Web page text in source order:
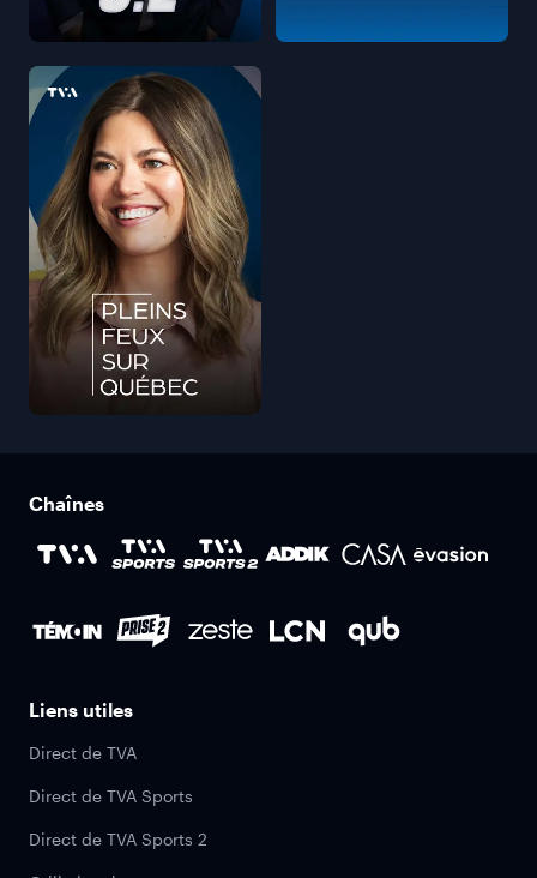
Chaînes
Liens utiles
Direct de TVA
Direct de TVA Sports
Direct de TVA Sports 2